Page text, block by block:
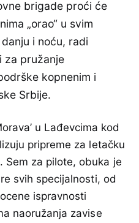
brigade proći će
„orao“ u svim
i noću, radi
za pružanje
kopnenim i
Srbije.
u Lađevcima kod
pripreme za letačku
Sem za pilote, obuka je
svih specijalnosti, od
ispravnosti
naoružanja zavise